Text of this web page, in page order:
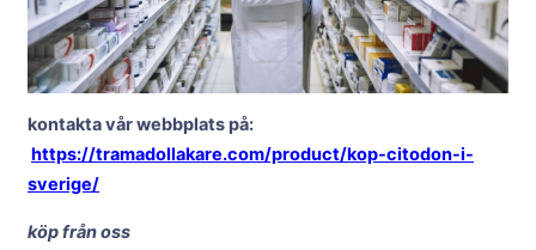
kontakta vår webbplats på:
https://tramadollakare.com/product/kop-citodon-i-
sverige/
köp från oss